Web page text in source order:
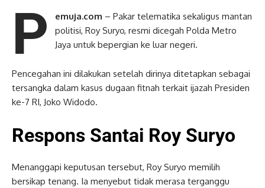
P emuja.com – Pakar telematika sekaligus mantan
politisi, Roy Suryo, resmi dicegah Polda Metro
Jaya untuk bepergian ke luar negeri.
Pencegahan ini dilakukan setelah dirinya ditetapkan sebagai
tersangka dalam kasus dugaan fitnah terkait ijazah Presiden
ke-7 RI, Joko Widodo.
Respons Santai Roy Suryo
Menanggapi keputusan tersebut, Roy Suryo memilih
bersikap tenang. Ia menyebut tidak merasa terganggu